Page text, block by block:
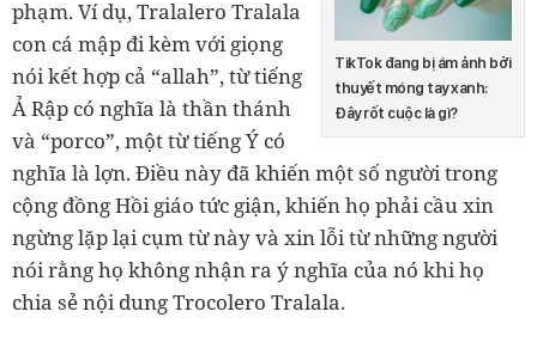
TikTok đang bị ám ảnh bởi
thuyết móng tay xanh:
Đây rốt cuộc là gì?
phạm. Ví dụ, Tralalero Tralala
con cá mập đi kèm với giọng
nói kết hợp cả “allah”, từ tiếng
Ả Rập có nghĩa là thần thánh
và “porco”, một từ tiếng Ý có
nghĩa là lợn. Điều này đã khiến một số người trong
cộng đồng Hồi giáo tức giận, khiến họ phải cầu xin
ngừng lặp lại cụm từ này và xin lỗi từ những người
nói rằng họ không nhận ra ý nghĩa của nó khi họ
chia sẻ nội dung Trocolero Tralala.